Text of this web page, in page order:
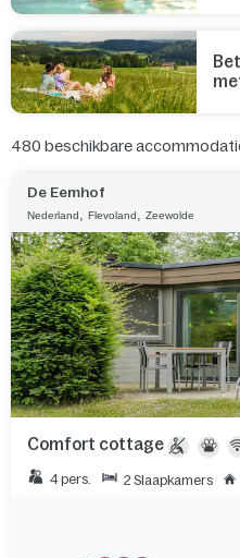
480 beschikbare
De Eemhof
Nederland Flevoland Zeewolde
Comfort cottage
4 pers. 2 Slaapkamers